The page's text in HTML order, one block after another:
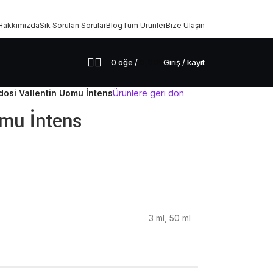
Sık Sorulan SorularBlogTüm ÜrünlerBize Ulaşın
0 öğe / Giriş / kayıt
Vallentin Uomu İntensÜrünlere geri dön
İntens
3 ml 50 ml